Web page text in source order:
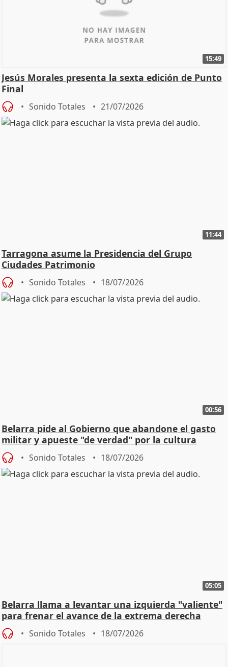
15:49
Jesús Morales presenta la sexta edición de Punto
Final
Sonido Totales 21/07/2026
11:44
Tarragona asume la Presidencia del Grupo
Ciudades Patrimonio
Sonido Totales 18/07/2026
00:56
Belarra pide al Gobierno que abandone el gasto
militar y apueste "de verdad" por la cultura
Sonido Totales 18/07/2026
05:05
Belarra llama a levantar una izquierda "valiente"
para frenar el avance de la extrema derecha
Sonido Totales 18/07/2026